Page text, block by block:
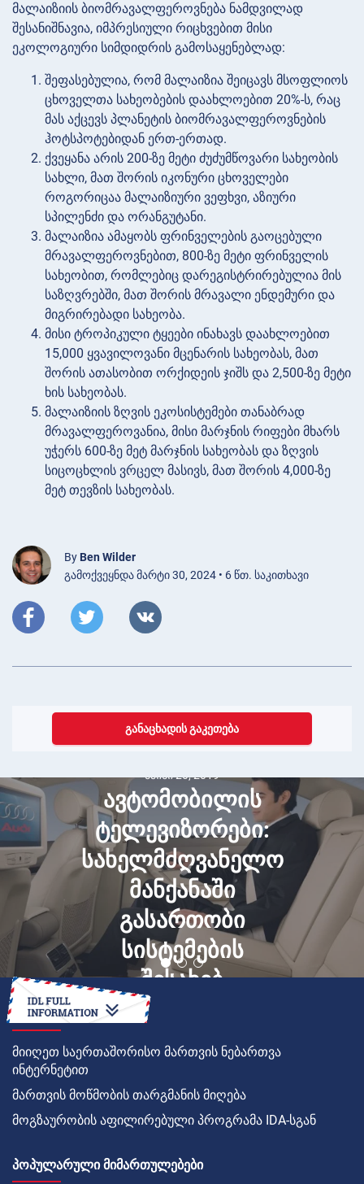
მალაიზიის ბიომრავალფეროვნება ნამდვილად
შესანიშნავია, იმპრესიული რიცხვებით მისი
ეკოლოგიური სიმდიდრის გამოსაყენებლად:
შეფასებულია, რომ მალაიზია შეიცავს მსოფლიოს
ცხოველთა სახეობების დაახლოებით 20%-ს, რაც
მას აქცევს პლანეტის ბიომრავალფეროვნების
ჰოტსპოტებიდან ერთ-ერთად.
ქვეყანა არის 200-ზე მეტი ძუძუმწოვარი სახეობის
სახლი, მათ შორის იკონური ცხოველები
როგორიცაა მალაიზიური ვეფხვი, აზიური
სპილენძი და ორანგუტანი.
მალაიზია ამაყობს ფრინველების გაოცებული
მრავალფეროვნებით, 800-ზე მეტი ფრინველის
სახეობით, რომლებიც დარეგისტრირებულია მის
საზღვრებში, მათ შორის მრავალი ენდემური და
მიგრირებადი სახეობა.
მისი ტროპიკული ტყეები ინახავს დაახლოებით
15,000 ყვავილოვანი მცენარის სახეობას, მათ
შორის ათასობით ორქიდეის ჯიშს და 2,500-ზე მეტი
ხის სახეობას.
მალაიზიის ზღვის ეკოსისტემები თანაბრად
მრავალფეროვანია, მისი მარჯნის რიფები მხარს
უჭერს 600-ზე მეტ მარჯნის სახეობას და ზღვის
სიცოცხლის ვრცელ მასივს, მათ შორის 4,000-ზე
მეტ თევზის სახეობას.
By Ben Wilder
გამოქვეყნდა მარტი 30, 2024 • 6 წთ. საკითხავი
ᲒᲐᲜᲐᲪᲮᲐᲓᲘᲡ ᲒᲐᲙᲔᲗᲔᲑᲐ
მაისი 20, 2019
ავტომობილის
ტელევიზორები:
სახელმძღვანელო
მანქანაში
გასართობი
სისტემების
შესახებ
ᲠᲝᲒᲝᲠ
მიიღეთ საერთაშორისო მართვის ნებართვა
ინტერნეტით
მართვის მოწმობის თარგმანის მიღება
მოგზაურობის აფილირებული პროგრამა IDA-სგან
ᲞᲝᲞᲣᲚᲐᲠᲣᲚᲘ ᲛᲘᲛᲐᲠᲗᲣᲚᲔᲑᲔᲑᲘ